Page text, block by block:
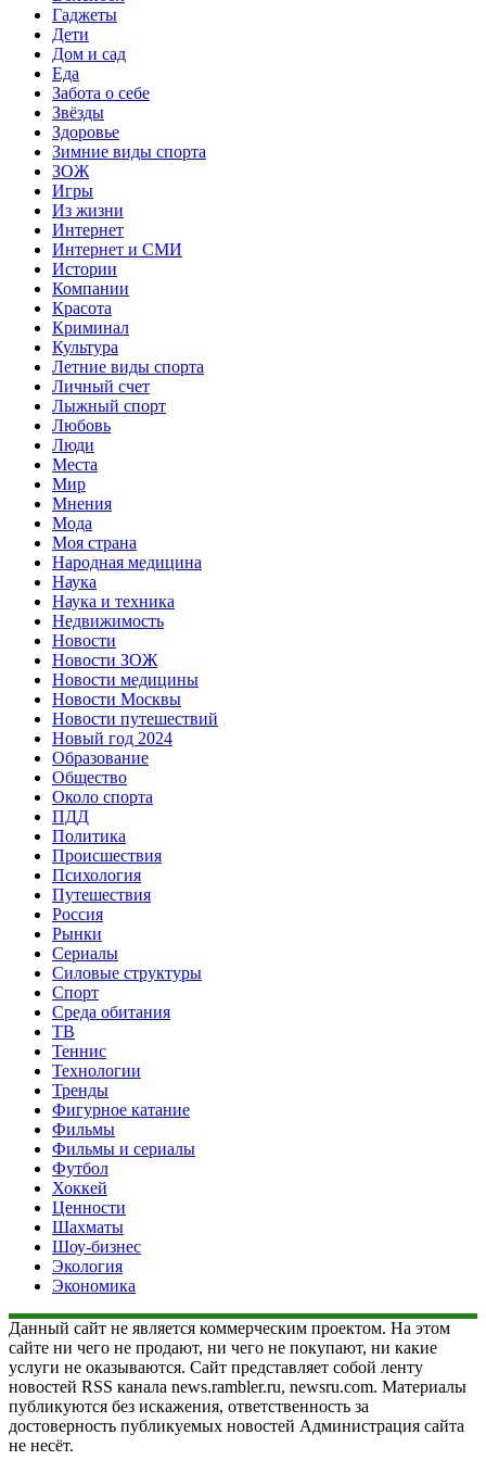
Гаджеты
Дети
Дом и сад
Еда
Забота о себе
Звёзды
Здоровье
Зимние виды спорта
ЗОЖ
Игры
Из жизни
Интернет
Интернет и СМИ
Истории
Компании
Красота
Криминал
Культура
Летние виды спорта
Личный счет
Лыжный спорт
Любовь
Люди
Места
Мир
Мнения
Мода
Моя страна
Народная медицина
Наука
Наука и техника
Недвижимость
Новости
Новости ЗОЖ
Новости медицины
Новости Москвы
Новости путешествий
Новый год 2024
Образование
Общество
Около спорта
ПДД
Политика
Происшествия
Психология
Путешествия
Россия
Рынки
Сериалы
Силовые структуры
Спорт
Среда обитания
ТВ
Теннис
Технологии
Тренды
Фигурное катание
Фильмы
Фильмы и сериалы
Футбол
Хоккей
Ценности
Шахматы
Шоу-бизнес
Экология
Экономика
Данный сайт не является коммерческим проектом. На этом
сайте ни чего не продают, ни чего не покупают, ни какие
услуги не оказываются. Сайт представляет собой ленту
новостей RSS канала news.rambler.ru, newsru.com. Материалы
публикуются без искажения, ответственность за
достоверность публикуемых новостей Администрация сайта
не несёт.